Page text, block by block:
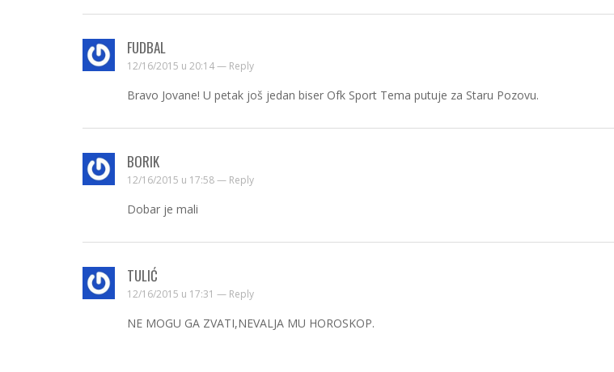
FUDBAL
12/16/2015 u 20:14 — Reply
Bravo Jovane! U petak još jedan biser Ofk Sport Tema putuje za Staru Pozovu.
BORIK
12/16/2015 u 17:58 — Reply
Dobar je mali
TULIĆ
12/16/2015 u 17:31 — Reply
NE MOGU GA ZVATI,NEVALJA MU HOROSKOP.